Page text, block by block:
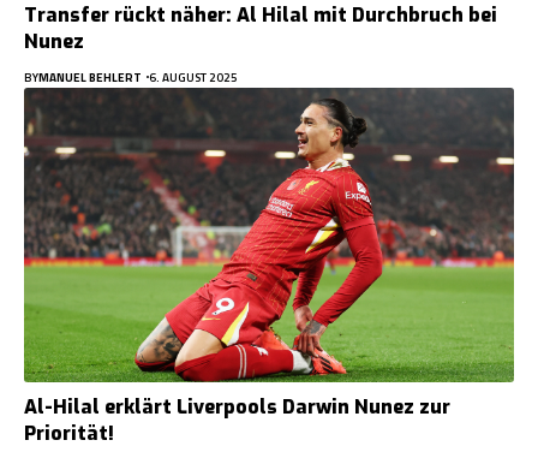
Transfer rückt näher: Al Hilal mit Durchbruch bei
Nunez
BYMANUEL BEHLERT 6. AUGUST 2025
Al-Hilal erklärt Liverpools Darwin Nunez zur
Priorität!